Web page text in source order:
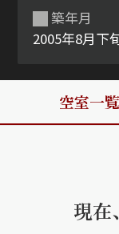
シャーメゾンショ
築年月
2005年8月下
空室一覧
現在